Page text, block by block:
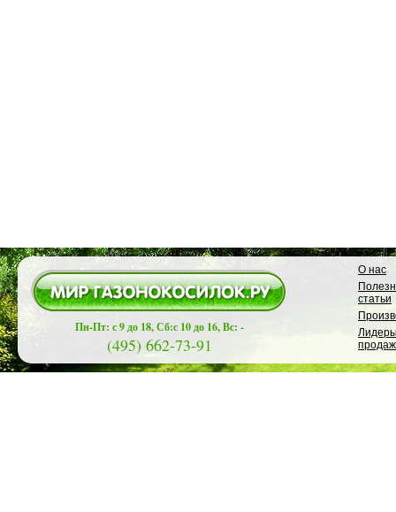
Пн-Пт: с 9 до 18, Сб:с 10 до 16, Вс: -
(495) 662-73-91
О нас
статьи
продаж